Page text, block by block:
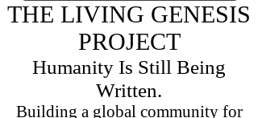
THE LIVING GENESIS
PROJECT
Humanity Is Still Being
Written.
Building a global community for